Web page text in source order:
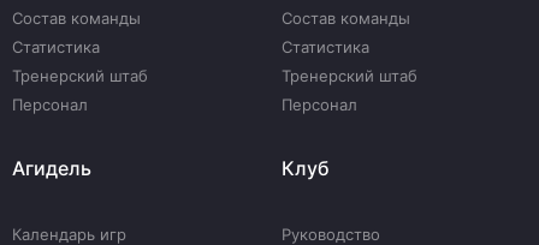
Состав команды
Статистика
Тренерский штаб
Персонал
Состав команды
Статистика
Тренерский штаб
Персонал
Агидель
Календарь игр
Клуб
Руководство